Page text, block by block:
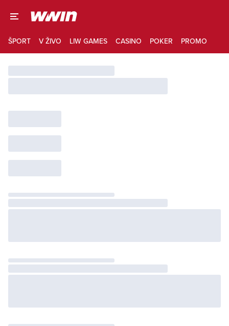
ŠPORT V ŽIVO LIW GAMES CASINO POKER PROMO